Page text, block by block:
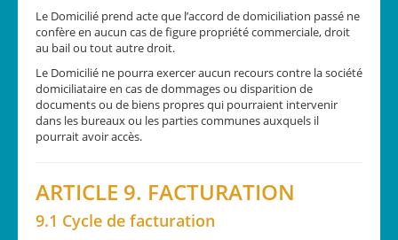
Le Domicilié prend acte que l’accord de domiciliation passé ne
confère en aucun cas de figure propriété commerciale, droit
au bail ou tout autre droit.
Le Domicilié ne pourra exercer aucun recours contre la société
domiciliataire en cas de dommages ou disparition de
documents ou de biens propres qui pourraient intervenir
dans les bureaux ou les parties communes auxquels il
pourrait avoir accès.
ARTICLE 9. FACTURATION
9.1 Cycle de facturation